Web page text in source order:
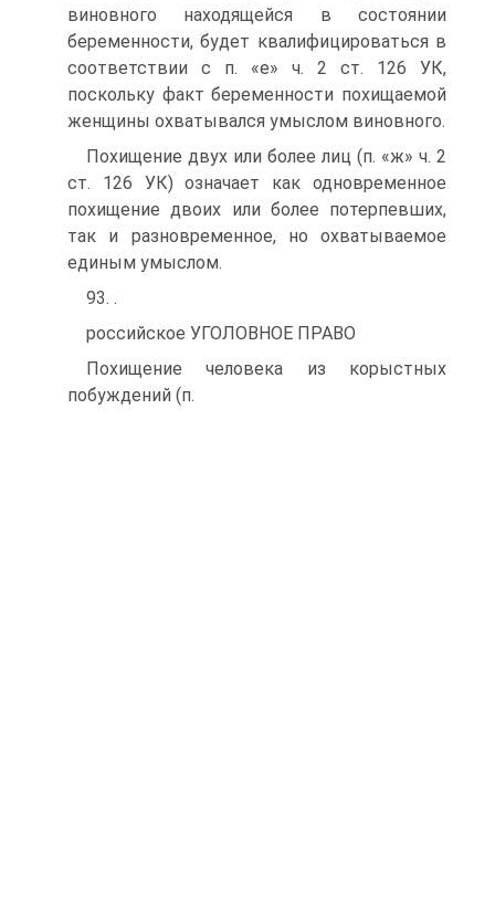
виновного находящейся в состоянии
беременности, будет квалифицироваться в
соответствии с п. «е» ч. 2 ст. 126 УК,
поскольку факт беременности похищаемой
женщины охватывался умыслом виновного.
Похищение двух или более лиц (п. «ж» ч. 2
ст. 126 УК) означает как одновременное
похищение двоих или более потерпевших,
так и разновременное, но охватываемое
единым умыслом.
93. .
российское УГОЛОВНОЕ ПРАВО
Похищение человека из корыстных
побуждений (п.